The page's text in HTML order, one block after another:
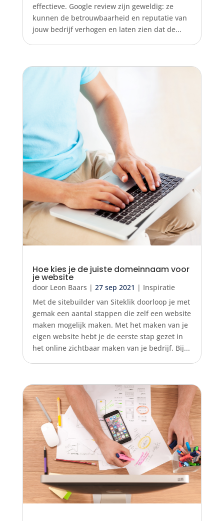
effectieve. Google review zijn geweldig: ze
kunnen de betrouwbaarheid en reputatie van
jouw bedrijf verhogen en laten zien dat de...
Hoe kies je de juiste domeinnaam voor
je website
door Leon Baars | 27 sep 2021 | Inspiratie
Met de sitebuilder van Siteklik doorloop je met
gemak een aantal stappen die zelf een website
maken mogelijk maken. Met het maken van je
eigen website hebt je de eerste stap gezet in
het online zichtbaar maken van je bedrijf. Bij...